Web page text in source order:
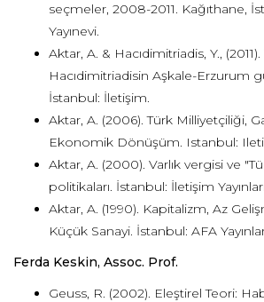
seçmeler, 2008-2011. Kağıthane,
Yayınevi.
Aktar, A. & Hacıdimitriadis, Y.,
Hacıdimitriadisin Aşkale-Erzurum
İstanbul: İletişim.
Aktar, A. (2006). Türk Milliyetçiliği,
Ekonomik Dönüşüm. Istanbul:
Aktar, A. (2000). Varlık vergisi ve
politikaları. İstanbul: İletişim
Aktar, A. (1990). Kapitalizm, Az
Küçük Sanayi. İstanbul: AFA
Ferda Keskin, Assoc. Prof.
Geuss, R. (2002). Eleştirel Teori: